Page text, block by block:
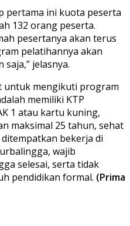
pertama ini kuota peserta
132 orang peserta.
pesertanya akan terus
pelatihannya akan
jelasnya.
untuk mengikuti program
memiliki KTP
1 atau kartu kuning,
maksimal 25 tahun, sehat
bekerja di
wajib
selesai, serta tidak
pendidikan formal. (Prima